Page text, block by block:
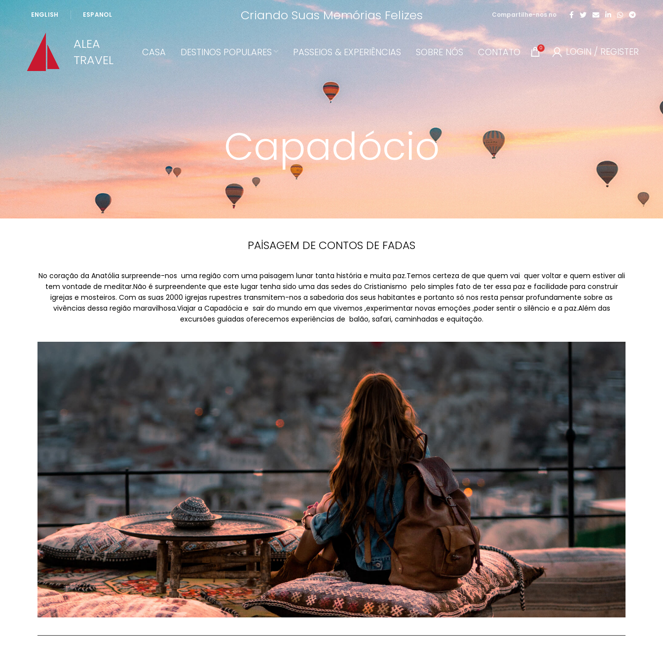
ENGLISH ESPANOL Criando Suas Memórias Felizes Compartilhe-nos no
ALEA
TRAVEL
CASA DESTINOS POPULARES PASSEIOS & EXPERIÊNCIAS SOBRE NÓS CONTATO 0 LOGIN / REGISTER
Capadócio
PAİSAGEM DE CONTOS DE FADAS
No coração da Anatólia surpreende-nos uma região com uma paisagem lunar tanta história e muita paz.Temos certeza de que quem vai quer voltar e quem estiver ali
tem vontade de meditar.Não é surpreendente que este lugar tenha sido uma das sedes do Cristianismo pelo simples fato de ter essa paz e facilidade para construir
igrejas e mosteiros. Com as suas 2000 igrejas rupestres transmitem-nos a sabedoria dos seus habitantes e portanto só nos resta pensar profundamente sobre as
vivências dessa região maravilhosa.Viajar a Capadócia e sair do mundo em que vivemos ,experimentar novas emoções ,poder sentir o silêncio e a paz.Além das
excursões guiadas oferecemos experiências de balão, safari, caminhadas e equitação.